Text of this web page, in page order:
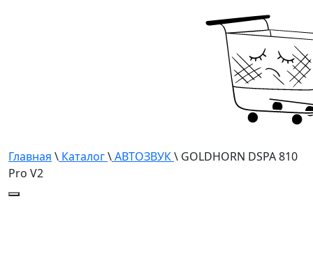
Главная \ Каталог\АВТОЗВУК\ GOLDHORN DSPA 810
Pro V2